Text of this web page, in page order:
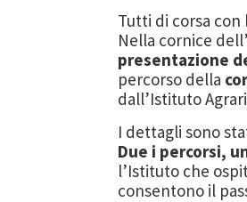
Tutti di corsa con
Nella cornice
presentazione
percorso della
dall’Istituto
I dettagli sono
Due i percorsi,
l’Istituto che
consentono il